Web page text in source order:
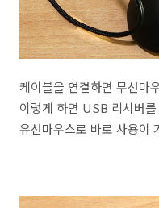
케이블을 연결하면 무선마
이렇게 하면 USB 리시버
유선마우스로 바로 사용이